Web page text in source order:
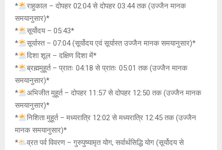
*
राहुकाल – दोपहर 02:04 से दोपहर 03:44 तक (उज्जैन मानक
समयानुसार)*
*
सूर्योदय – 05:43*
*
सूर्यास्त – 07:04 (सूर्योदय एवं सूर्यास्त उज्जैन मानक समयानुसार)*
*
दिशा शूल – दक्षिण दिशा में*
*
ब्रह्ममुहूर्त – प्रातः 04:18 से प्रातः 05:01 तक (उज्जैन मानक
समयानुसार)*
*
अभिजीत मुहूर्त – दोपहर 11:57 से दोपहर 12:50 तक (उज्जैन मानक
समयानुसार)*
*
निशिता मुहूर्त – मध्यरात्रि 12:02 से मध्यरात्रि 12:45 तक (उज्जैन
मानक समयानुसार)*
*
व्रत पर्व विवरण – गुरुपुष्यामृत योग, सर्वार्थसिद्धि योग (सूर्योदय से